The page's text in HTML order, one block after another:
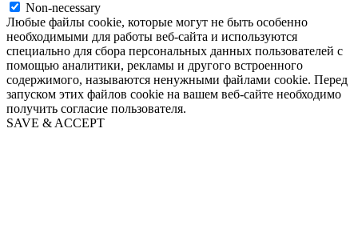
Non-necessary
Любые файлы cookie, которые могут не быть особенно
необходимыми для работы веб-сайта и используются
специально для сбора персональных данных пользователей с
помощью аналитики, рекламы и другого встроенного
содержимого, называются ненужными файлами cookie. Перед
запуском этих файлов cookie на вашем веб-сайте необходимо
получить согласие пользователя.
SAVE & ACCEPT